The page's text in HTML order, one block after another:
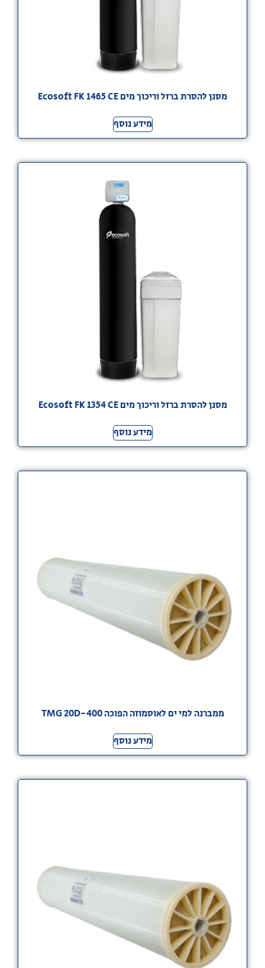
מסנן להסרת ברזל וריכוך מים Ecosoft FK 1465 CE
מידע נוסף
מסנן להסרת ברזל וריכוך מים Ecosoft FK 1354 CE
מידע נוסף
ממברנה למי ים לאוסמוזה הפוכה TMG 20D-400
מידע נוסף